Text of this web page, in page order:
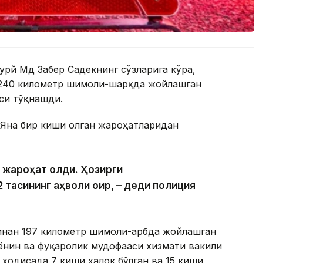
Мд Забер Садекнинг сўзларига кўра,
километр шимоли-шарқда жойлашган
тўқнашди.
бир киши олган жароҳатларидан
жароҳат олди. Ҳозирги
аҳволи оғир, – деди полиция
197 километр шимоли-ғарбда жойлашган
ва фуқаролик мудофааси хизмати вакили
7 киши ҳалок бўлган ва 15 киши